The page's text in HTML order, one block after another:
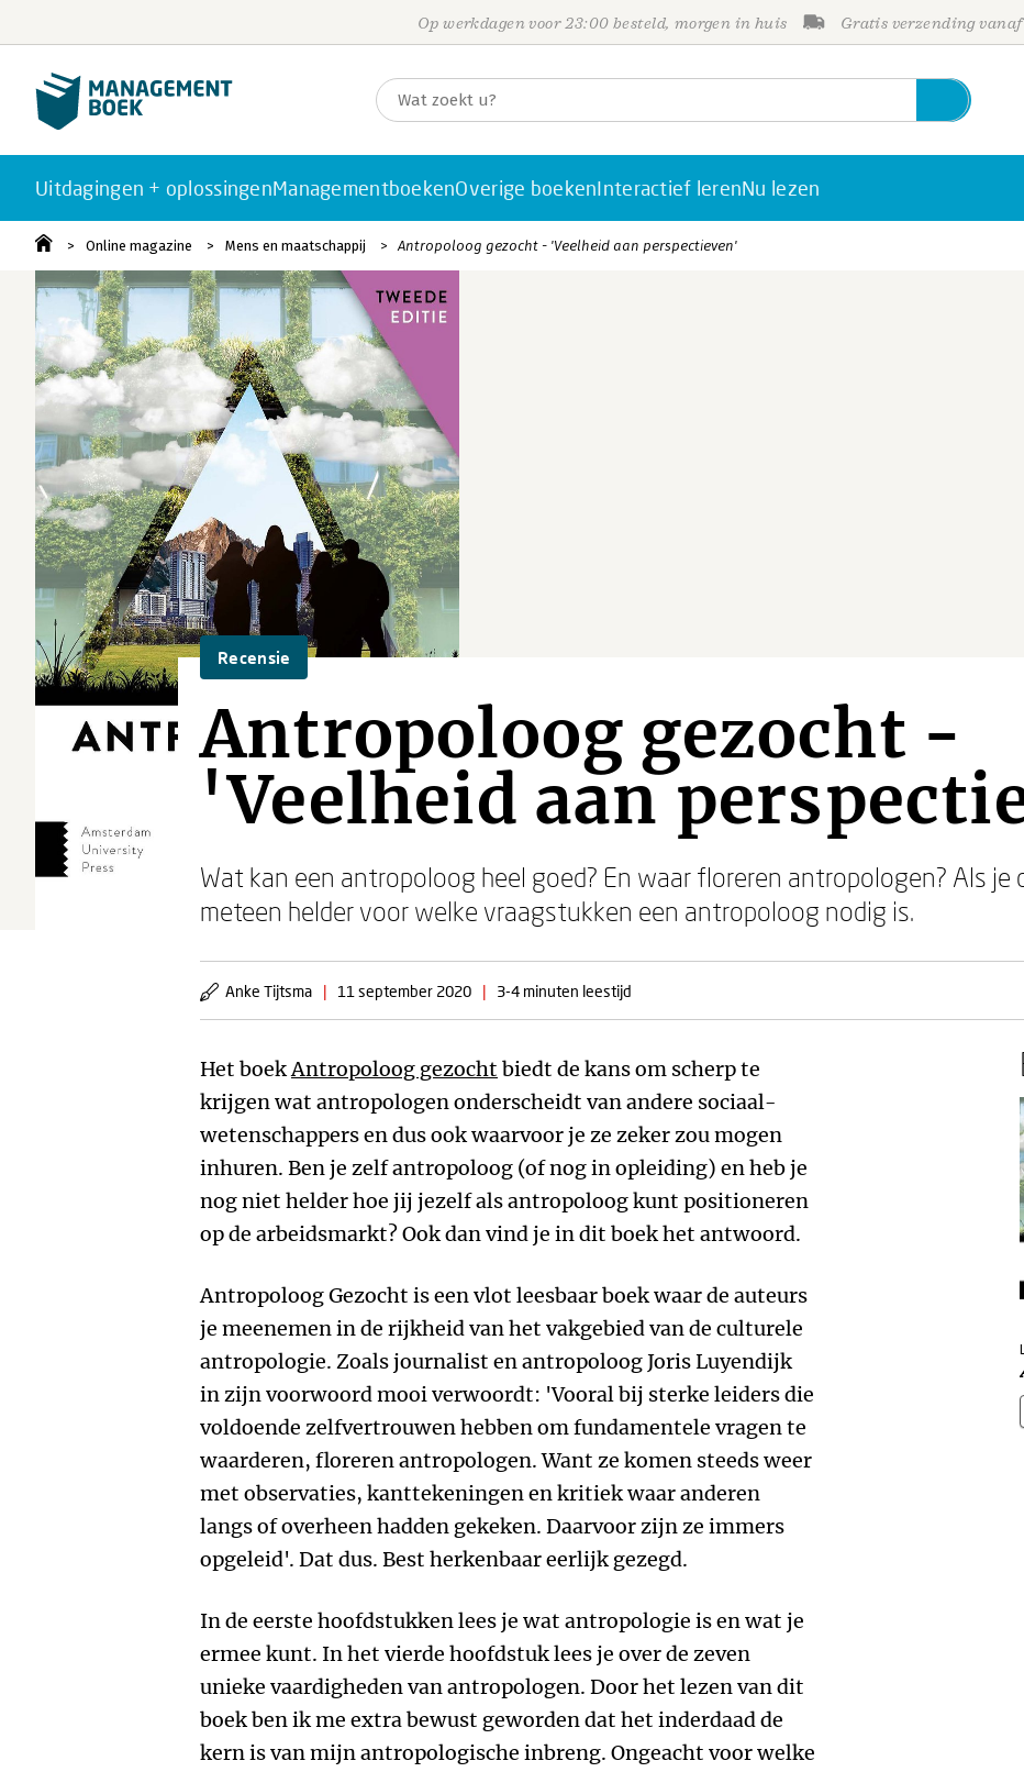
Op werkdagen voor 23:00 besteld, morgen in huis Gratis verzending
Uitdagingen + oplossingenManagementboekenOverige boekenInteractief lerenNu lezen
Online magazine Mens en maatschappij Antropoloog gezocht - 'Veelheid aan perspectieven'
Recensie
Antropoloog gezocht -
'Veelheid aan
Wat kan een antropoloog heel goed? En waar floreren antropologen? Als
meteen helder voor welke vraagstukken een antropoloog nodig is.
Anke Tijtsma | 11 september 2020 | 3-4 minuten leestijd
Het boekAntropoloog gezocht biedt de kans om scherp te
krijgen wat antropologen onderscheidt van andere sociaal-
wetenschappers en dus ook waarvoor je ze zeker zou mogen
inhuren. Ben je zelf antropoloog (of nog in opleiding) en heb je
nog niet helder hoe jij jezelf als antropoloog kunt positioneren
op de arbeidsmarkt? Ook dan vind je in dit boek het antwoord.
Antropoloog Gezocht is een vlot leesbaar boek waar de auteurs
je meenemen in de rijkheid van het vakgebied van de culturele
antropologie. Zoals journalist en antropoloog Joris Luyendijk
in zijn voorwoord mooi verwoordt: 'Vooral bij sterke leiders die
voldoende zelfvertrouwen hebben om fundamentele vragen te
waarderen, floreren antropologen. Want ze komen steeds weer
met observaties, kanttekeningen en kritiek waar anderen
langs of overheen hadden gekeken. Daarvoor zijn ze immers
opgeleid'. Dat dus. Best herkenbaar eerlijk gezegd.
In de eerste hoofdstukken lees je wat antropologie is en wat je
ermee kunt. In het vierde hoofdstuk lees je over de zeven
unieke vaardigheden van antropologen. Door het lezen van dit
boek ben ik me extra bewust geworden dat het inderdaad de
kern is van mijn antropologische inbreng. Ongeacht voor welke